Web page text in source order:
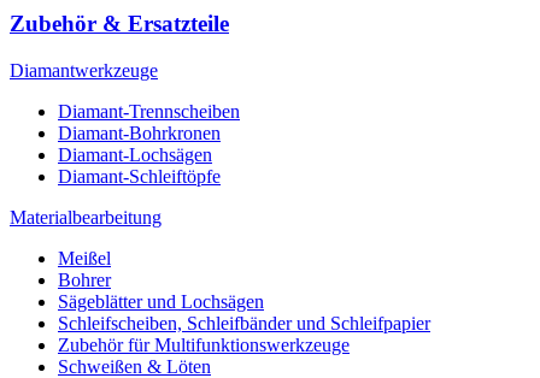
Zubehör & Ersatzteile
Diamantwerkzeuge
Diamant-Trennscheiben
Diamant-Bohrkronen
Diamant-Lochsägen
Diamant-Schleiftöpfe
Materialbearbeitung
Meißel
Bohrer
Sägeblätter und Lochsägen
Schleifscheiben, Schleifbänder und Schleifpapier
Zubehör für Multifunktionswerkzeuge
Schweißen & Löten